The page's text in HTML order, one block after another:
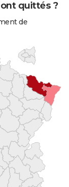
quittés ?
de